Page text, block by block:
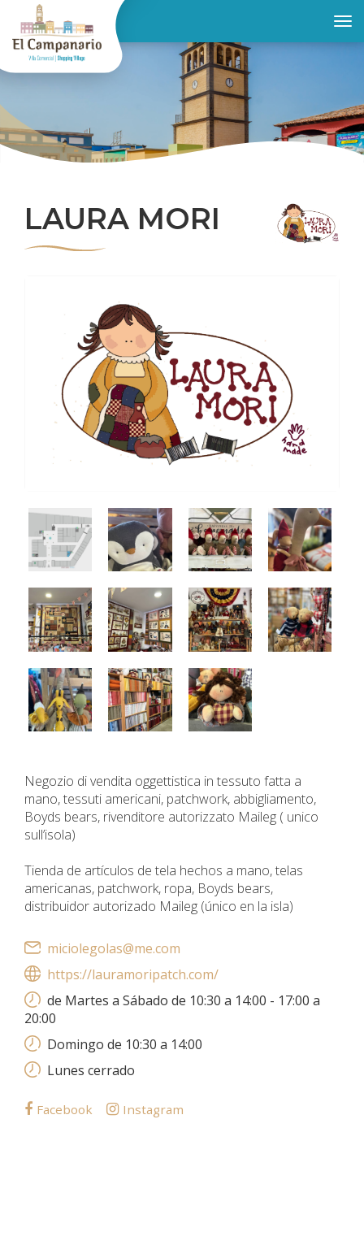
LAURA MORI
Negozio di vendita oggettistica in tessuto fatta a
mano, tessuti americani, patchwork, abbigliamento,
Boyds bears, rivenditore autorizzato Maileg ( unico
sull’isola)
Tienda de artículos de tela hechos a mano, telas
americanas, patchwork, ropa, Boyds bears,
distribuidor autorizado Maileg (único en la isla)
miciolegolas@me.com
https://lauramoripatch.com/
de Martes a Sábado de 10:30 a 14:00 - 17:00 a
20:00
Domingo de 10:30 a 14:00
Lunes cerrado
Facebook Instagram